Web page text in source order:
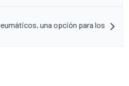
una opción para los